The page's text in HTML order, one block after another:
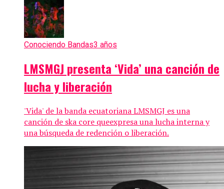
Conociendo Bandas3 años
LMSMGJ presenta ‘Vida’ una canción de
lucha y liberación
'Vida' de la banda ecuatoriana LMSMGJ es una
canción de ska core queexpresa una lucha interna y
una búsqueda de redención o liberación.